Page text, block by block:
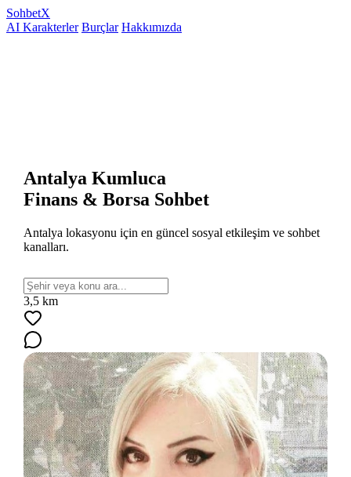
SohbetX
AI Karakterler Burçlar Hakkımızda
Antalya Kumluca
Finans & Borsa Sohbet
Antalya lokasyonu için en güncel sosyal etkileşim ve sohbet
kanalları.
3,5 km